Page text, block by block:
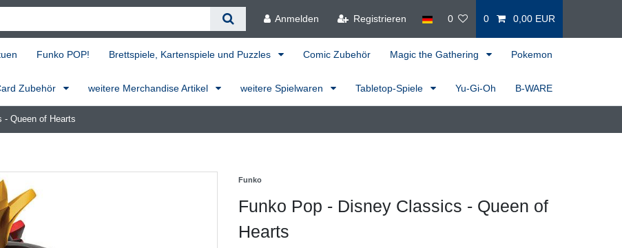
Anmelden Registrieren 0 0 0,00 EUR
Funko POP! Brettspiele, Kartenspiele und Puzzles Comic Zubehör Magic the Gathering Pokemon
Zubehör weitere Merchandise Artikel weitere Spielwaren Tabletop-Spiele Yu-Gi-Oh B-WARE
- Queen of Hearts
Funko
Funko Pop - Disney Classics - Queen of
Hearts